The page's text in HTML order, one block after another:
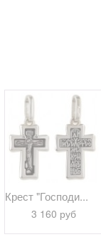
Крест "Господи...
3 160 руб